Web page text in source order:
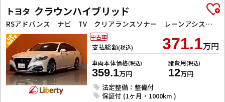
トヨタ クラウンハイブリッド
RSアドバンス ナビ TV クリアランスソナー レーンアシスト オートクルーズコントロール 衝突被害軽減システム バックカメラ アルミホイール オートライト LEDヘッドランプ CVT シートヒーター スマートキー
支払総額(税込) 371.1万円
車両本体価格(税込)
359.1万円
諸費用(税込)
12万円
法定整備：整備付
保証付 (1ヶ月・1000km )
中古車